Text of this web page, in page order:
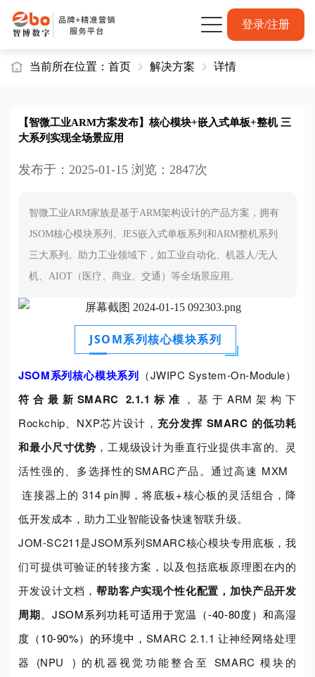
登录/注册
当前所在位置： 首页 解决方案 详情
【智微工业ARM方案发布】核心模块+嵌入式单板+整机 三
大系列实现全场景应用
发布于：2025-01-15 浏览：2847次
智微工业ARM家族是基于ARM架构设计的产品方案，拥有
JSOM核心模块系列、JES嵌入式单板系列和ARM整机系列
三大系列。助力工业领域下，如工业自动化、机器人/无人
机、AIOT（医疗、商业、交通）等全场景应用。
JSOM系列核心模块系列
JSOM系列核心模块系列 （JWIPC System-On-Module）
符合最新 SMARC 2.1.1 标准 ，基于ARM架构下
Rockchip、NXP芯片设计， 充分发挥 SMARC 的低功耗
和最小尺寸优势 ，工规级设计为垂直行业提供丰富的、灵
活性强的、多选择性的SMARC产品。通过高速 MXM
连接器上的 314 pin脚，将底板+核心板的灵活组合，降
低开发成本，助力工业智能设备快速智联升级。
JOM-SC211是JSOM系列SMARC核心模块专用底板，我
们可提供可验证的转接方案，以及包括底板原理图在内的
开发设计文档，帮助客户实现个性化配置，加快产品开发
周期。JSOM系列功耗可适用于宽温（-40-80度）和高湿
度（10-90%）的环境中， SMARC 2.1.1 让神经网络处理
器 (NPU
) 的机器视觉功能整合至 SMARC 模块的